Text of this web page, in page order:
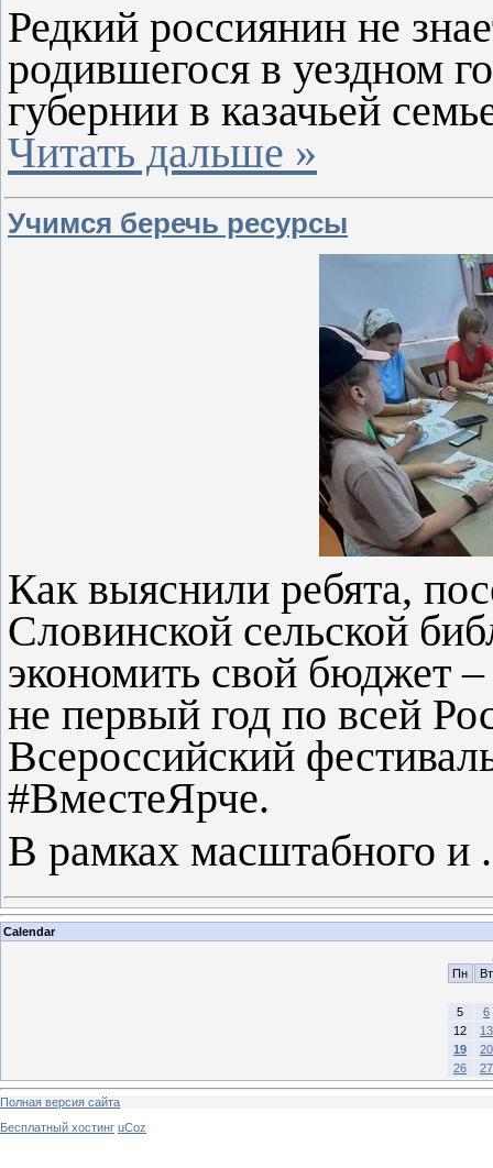
Редкий россиянин не
родившегося в уездном
губернии в казачьей
Читать дальше »
Учимся беречь ресурсы
Как выяснили ребята,
Словинской сельской
экономить свой бюджет
не первый год по всей
Всероссийский
#ВместеЯрче.
В рамках масштабного и
Calendar
Пн
Вт
5
6
12
13
19
20
26
27
Полная версия сайта
Бесплатный хостинг uCoz